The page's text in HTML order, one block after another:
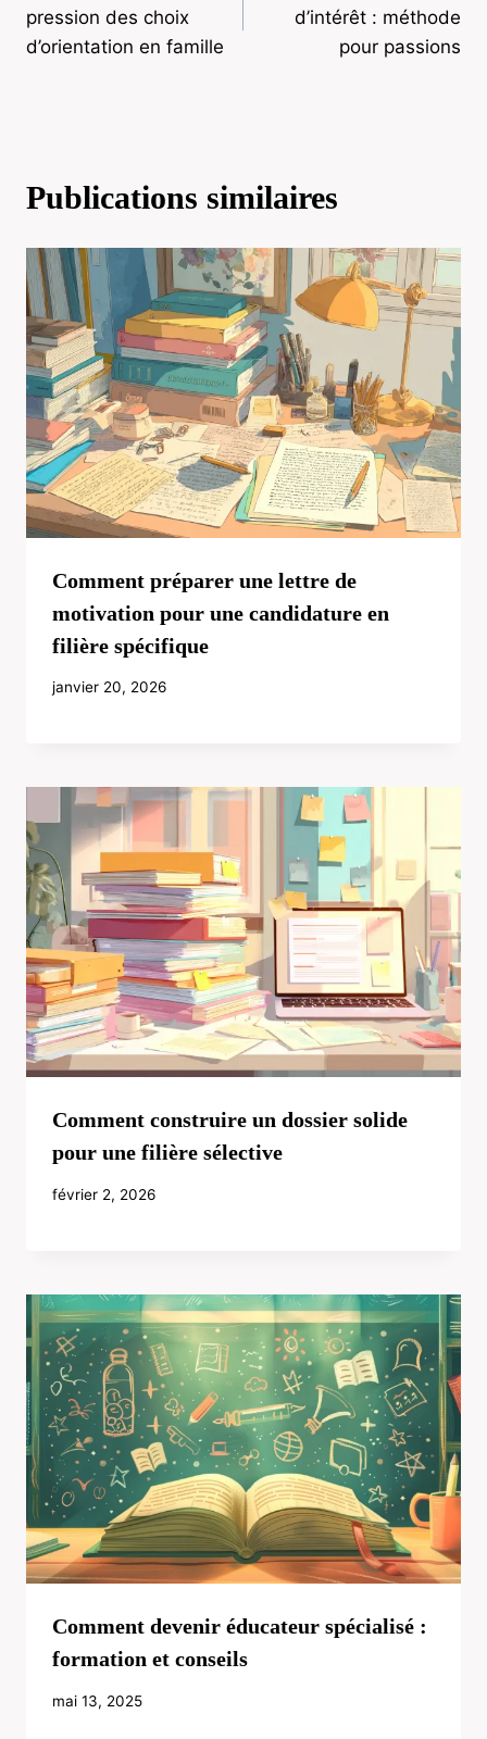
de
l’article
pression des choix
d’orientation en famille
d’intérêt : méthode
pour passions
Publications similaires
Comment préparer une lettre de
motivation pour une candidature en
filière spécifique
janvier 20, 2026
Comment construire un dossier solide
pour une filière sélective
février 2, 2026
Comment devenir éducateur spécialisé :
formation et conseils
mai 13, 2025